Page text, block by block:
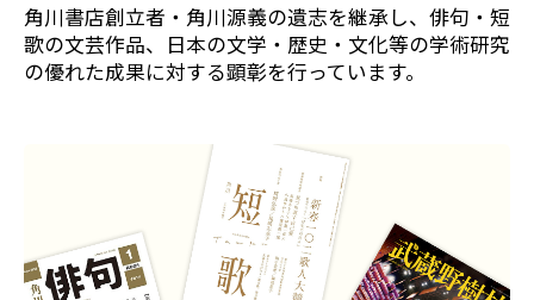
角川書店創立者・角川源義の遺志を継承し、俳句・短
歌の文芸作品、日本の文学・歴史・文化等の学術研究
の優れた成果に対する顕彰を行っています。